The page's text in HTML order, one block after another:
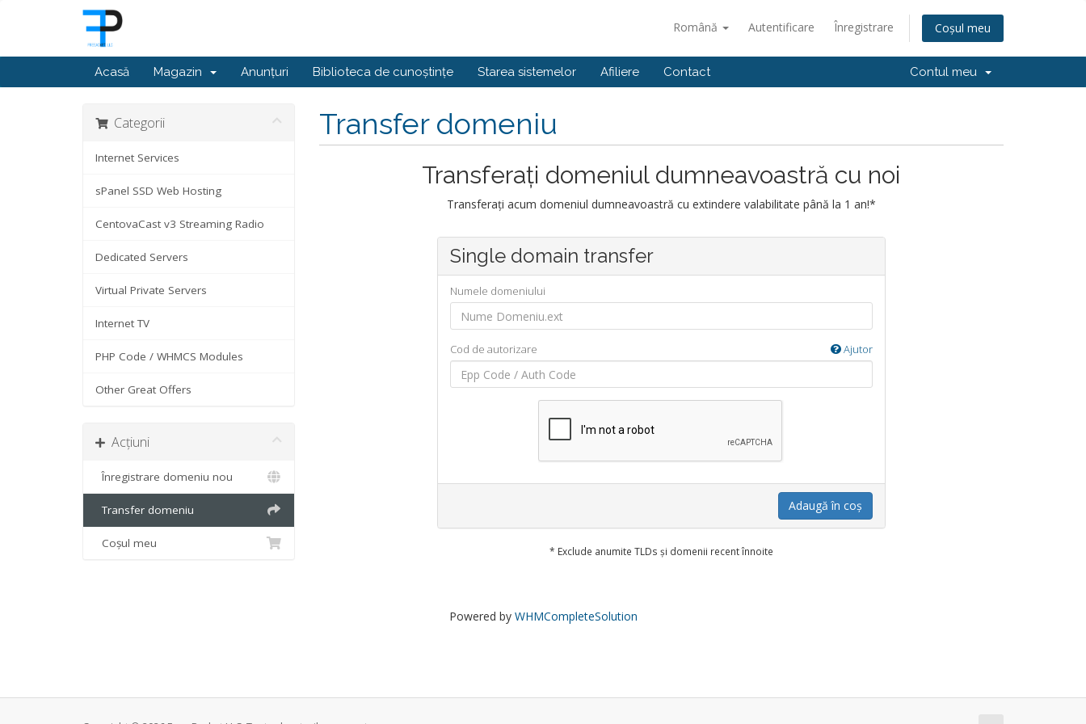
Română Autentificare Înregistrare Coșul meu
Acasă Magazin Anunțuri Biblioteca de cunoștințe Starea sistemelor Afiliere Contact Contul meu
Categorii
Internet Services
sPanel SSD Web Hosting
CentovaCast v3 Streaming Radio
Dedicated Servers
Virtual Private Servers
Internet TV
PHP Code / WHMCS Modules
Other Great Offers
Acțiuni
Înregistrare domeniu nou
Transfer domeniu
Coșul meu
Transfer domeniu
Transferați domeniul dumneavoastră cu noi
Transferați acum domeniul dumneavoastră cu extindere valabilitate până la 1 an!*
Single domain transfer
Numele domeniului
Cod de autorizare Ajutor
Adaugă în coș
* Exclude anumite TLDs și domenii recent înnoite
Powered by WHMCompleteSolution